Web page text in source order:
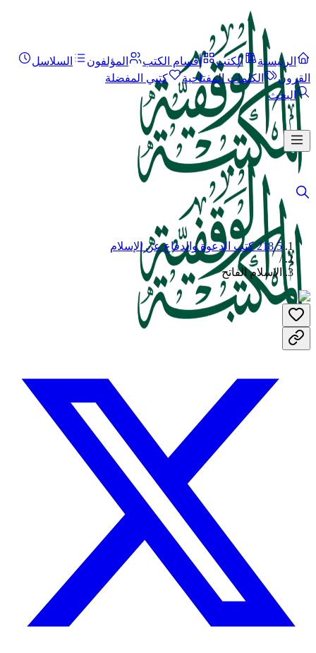
الرئيسية الكتب أقسام الكتب المؤلفون
السلاسل
القرون
الكلمات المفتاحية
كتبي المفضلة
البحث
218.5 كتب الدعوة والدفاع عن الإسلام
/
الإسلام الفاتح